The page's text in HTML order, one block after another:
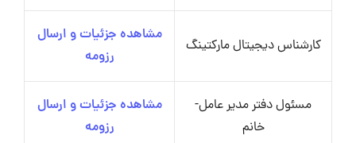
کارشناس دیجیتال مارکتینگ
مشاهده جزئیات و ارسال
رزومه
مسئول دفتر مدیر عامل-
خانم
مشاهده جزئیات و ارسال
رزومه